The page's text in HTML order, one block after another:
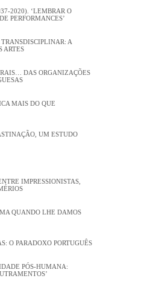
2020). ‘LEMBRAR O
PERFORMANCES’
A
ARTES
DAS ORGANIZAÇÕES
MAIS DO QUE
UM ESTUDO
IMPRESSIONISTAS,
QUANDO LHE DAMOS
O PARADOXO PORTUGUÊS
PÓS-HUMANA: